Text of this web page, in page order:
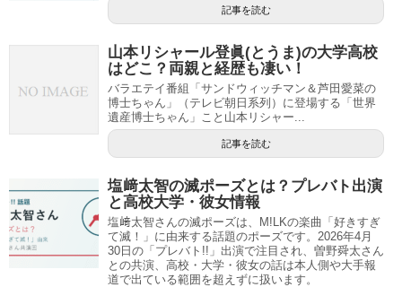
記事を読む
山本リシャール登眞(とうま)の大学高校
はどこ？両親と経歴も凄い！
バラエテイ番組「サンドウィッチマン＆芦田愛菜の
博士ちゃん」（テレビ朝日系列）に登場する「世界
遺産博士ちゃん」こと山本リシャー...
記事を読む
塩﨑太智の滅ポーズとは？プレバト出演
と高校大学・彼女情報
塩﨑太智さんの滅ポーズは、M!LKの楽曲「好きすぎ
て滅！」に由来する話題のポーズです。2026年4月
30日の「プレバト!!」出演で注目され、曽野舜太さん
との共演、高校・大学・彼女の話は本人側や大手報
道で出ている範囲を超えずに扱います。